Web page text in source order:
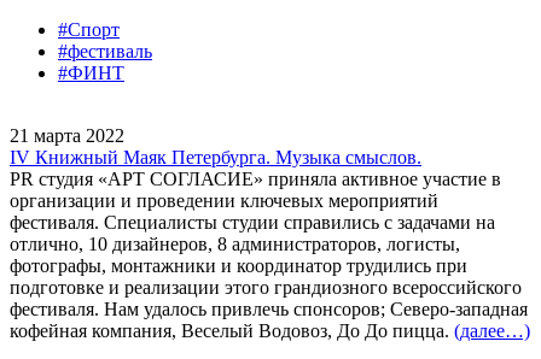
#Спорт
#фестиваль
#ФИНТ
21 марта 2022
IV Книжный Маяк Петербурга. Музыка смыслов.
PR студия «АРТ СОГЛАСИЕ» приняла активное участие в
организации и проведении ключевых мероприятий
фестиваля. Специалисты студии справились с задачами на
отлично, 10 дизайнеров, 8 администраторов, логисты,
фотографы, монтажники и координатор трудились при
подготовке и реализации этого грандиозного всероссийского
фестиваля. Нам удалось привлечь спонсоров; Северо-западная
кофейная компания, Веселый Водовоз, До До пицца. (далее…)